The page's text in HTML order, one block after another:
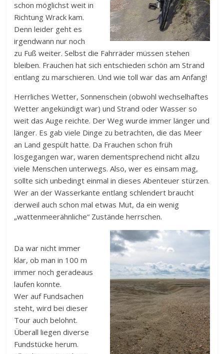
schon möglichst weit in
Richtung Wrack kam.
Denn leider geht es
irgendwann nur noch
zu Fuß weiter. Selbst die Fahrräder müssen stehen
bleiben. Frauchen hat sich entschieden schön am Strand
entlang zu marschieren. Und wie toll war das am Anfang!
Herrliches Wetter, Sonnenschein (obwohl wechselhaftes
Wetter angekündigt war) und Strand oder Wasser so
weit das Auge reichte. Der Weg wurde immer länger und
länger. Es gab viele Dinge zu betrachten, die das Meer
an Land gespült hatte. Da Frauchen schon früh
losgegangen war, waren dementsprechend nicht allzu
viele Menschen unterwegs. Also, wer es einsam mag,
sollte sich unbedingt einmal in dieses Abenteuer stürzen.
Wer an der Wasserkante entlang schlendert braucht
derweil auch schon mal etwas Mut, da ein wenig
„wattenmeerähnliche“ Zustände herrschen.
Da war nicht immer
klar, ob man in 100 m
immer noch geradeaus
laufen konnte.
Wer auf Fundsachen
steht, wird bei dieser
Tour auch belohnt.
Überall liegen diverse
Fundstücke herum.